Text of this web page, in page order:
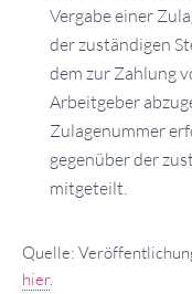
Vergabe einer
der zuständigen
dem zur Zahlung
Arbeitgeber
Zulagenummer
gegenüber der
mitgeteilt.
Quelle:
hier.